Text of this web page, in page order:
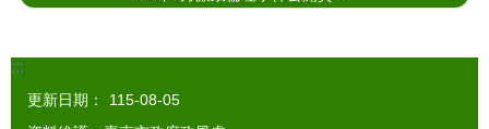
:::
更新日期：
115-08-05